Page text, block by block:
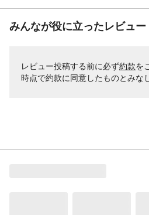
みんなが役に立ったレビュー
レビュー投稿する前に必ず約款を
時点で約款に同意したものとみな